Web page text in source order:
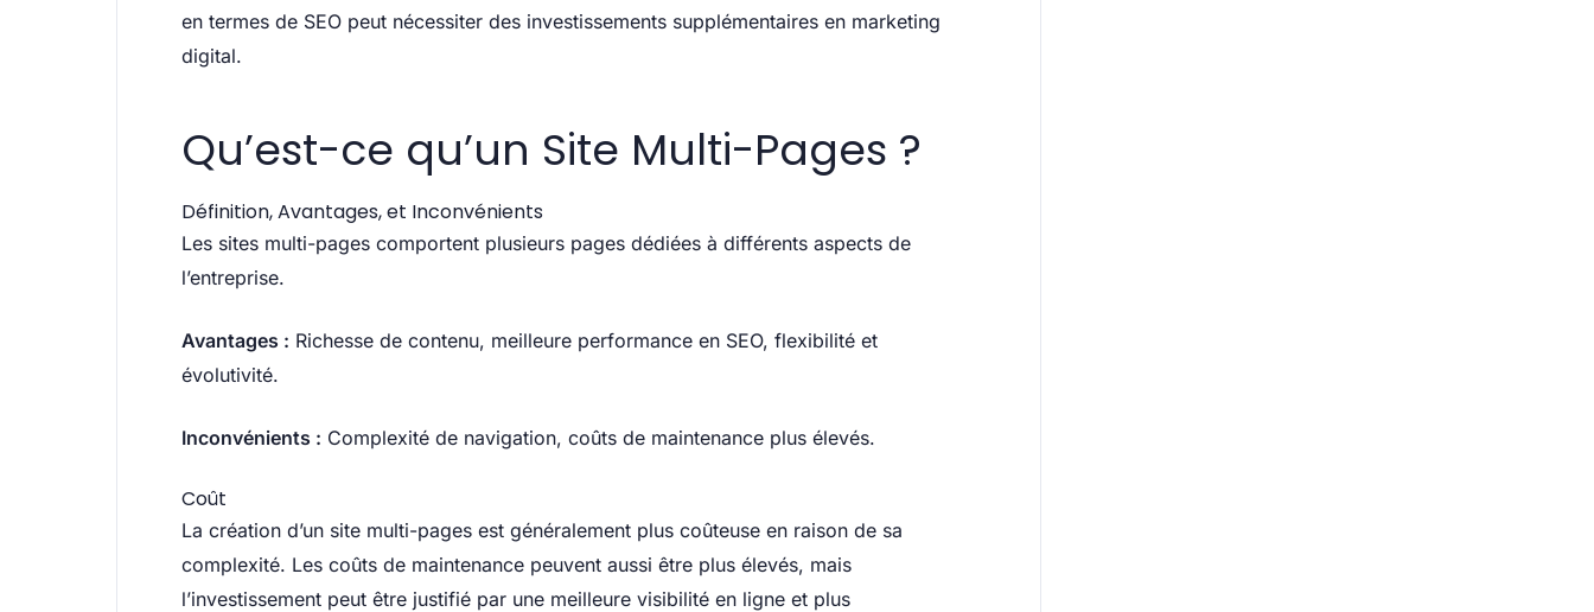
en termes de SEO peut nécessiter des investissements supplémentaires en marketing
digital.
Qu’est-ce qu’un Site Multi-Pages ?
Définition, Avantages, et Inconvénients
Les sites multi-pages comportent plusieurs pages dédiées à différents aspects de
l’entreprise.
Avantages : Richesse de contenu, meilleure performance en SEO, flexibilité et
évolutivité.
Inconvénients : Complexité de navigation, coûts de maintenance plus élevés.
Coût
La création d’un site multi-pages est généralement plus coûteuse en raison de sa
complexité. Les coûts de maintenance peuvent aussi être plus élevés, mais
l’investissement peut être justifié par une meilleure visibilité en ligne et plus